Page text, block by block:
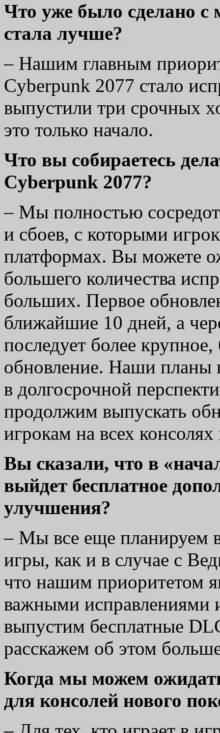
Что уже было сделано с
стала лучше?
– Нашим главным
Cyberpunk 2077 стало
выпустили три срочных
это только начало.
Что вы собираетесь
Cyberpunk 2077?
– Мы полностью
и сбоев, с которыми
платформах. Вы можете
большего количества
больших. Первое
ближайшие 10 дней, а
последует более крупное,
обновление. Наши планы
в долгосрочной
продолжим выпускать
игрокам на всех
Вы сказали, что в
выйдет бесплатное
улучшения?
– Мы все еще планируем
игры, как и в случае с
что нашим приоритетом
важными
выпустим бесплатные
расскажем об этом
Когда мы можем
для консолей нового